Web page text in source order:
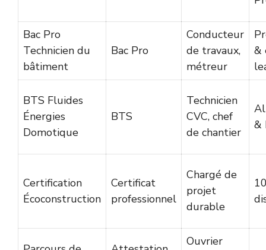
Bac Pro
Technicien du
bâtiment
Bac Pro
Conducteur
de travaux,
métreur
&
BTS Fluides
Énergies
Domotique
BTS
Technicien
CVC, chef
de chantier
&
Certification
Écoconstruction
Certificat
professionnel
Chargé de
projet
durable
Ouvrier